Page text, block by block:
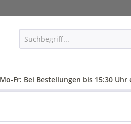
Mo-Fr: Bei Bestellungen bis 15:30